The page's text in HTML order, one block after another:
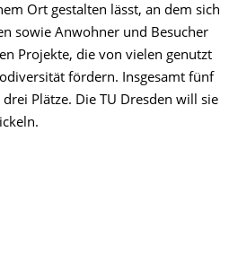
Ort gestalten lässt, an dem sich
sowie Anwohner und Besucher
Projekte, die von vielen genutzt
fördern. Insgesamt fünf
Plätze. Die TU Dresden will sie